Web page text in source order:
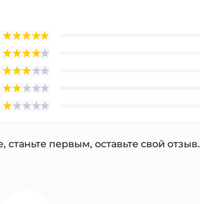
станьте первым, оставьте свой отзыв.